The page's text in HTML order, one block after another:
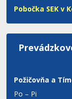
Pobočka SEK v
Požičovňa a
Po – Pi